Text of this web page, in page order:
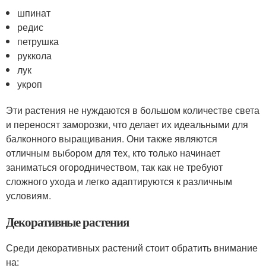
шпинат
редис
петрушка
руккола
лук
укроп
Эти растения не нуждаются в большом количестве света
и переносят заморозки, что делает их идеальными для
балконного выращивания. Они также являются
отличным выбором для тех, кто только начинает
заниматься огородничеством, так как не требуют
сложного ухода и легко адаптируются к различным
условиям.
Декоративные растения
Среди декоративных растений стоит обратить внимание
на: